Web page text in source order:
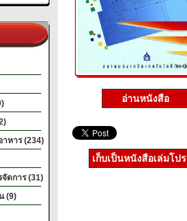
หาร (234)
จัดการ (31)
(9)
อ่านหนังสือ
เก็บเป็นหนังสือเล่มโป